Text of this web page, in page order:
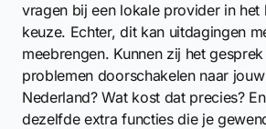
vragen bij een lokale provider in het
keuze. Echter, dit kan uitdagingen
meebrengen. Kunnen zij het
problemen doorschakelen naar
Nederland? Wat kost dat precies?
dezelfde extra functies die je